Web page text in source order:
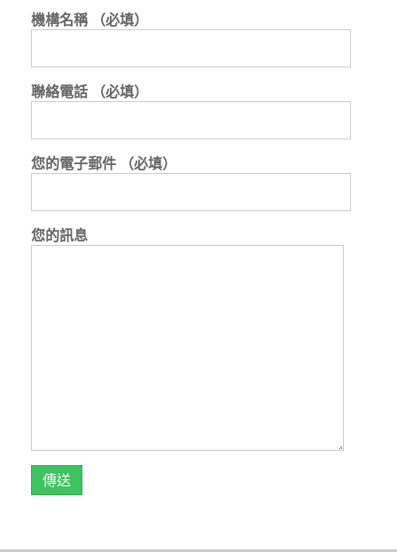
機構名稱 （必填）
聯絡電話 （必填）
您的電子郵件 （必填）
您的訊息